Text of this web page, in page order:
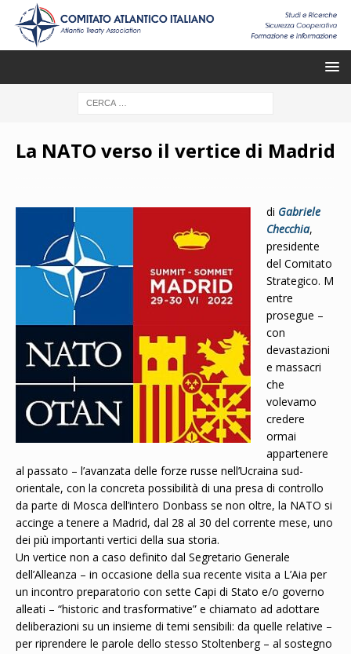
La NATO verso il vertice di Madrid
di Gabriele
Checchia,
presidente
del Comitato
Strategico. M
entre
prosegue –
con
devastazioni
e massacri
che
volevamo
credere
ormai
appartenere
al passato – l’avanzata delle forze russe nell’Ucraina sud-
orientale, con la concreta possibilità di una presa di controllo
da parte di Mosca dell’intero Donbass se non oltre, la NATO si
accinge a tenere a Madrid, dal 28 al 30 del corrente mese, uno
dei più importanti vertici della sua storia.
Un vertice non a caso definito dal Segretario Generale
dell’Alleanza – in occasione della sua recente visita a L’Aia per
un incontro preparatorio con sette Capi di Stato e/o governo
alleati – “historic and trasformative” e chiamato ad adottare
deliberazioni su un insieme di temi sensibili: da quelle relative –
per riprendere le parole dello stesso Stoltenberg – al sostegno